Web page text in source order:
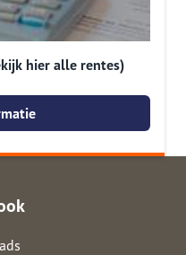
hier alle rentes)